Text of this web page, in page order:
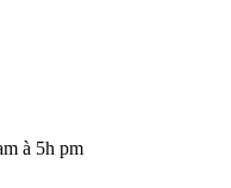
à 5h pm